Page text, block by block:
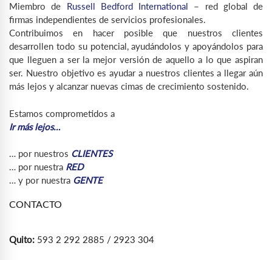
Miembro de Russell Bedford International – red global de
firmas independientes de servicios profesionales.
Contribuimos en hacer posible que nuestros clientes
desarrollen todo su potencial, ayudándolos y apoyándolos para
que lleguen a ser la mejor versión de aquello a lo que aspiran
ser. Nuestro objetivo es ayudar a nuestros clientes a llegar aún
más lejos y alcanzar nuevas cimas de crecimiento sostenido.
Estamos comprometidos a
Ir más lejos…
… por nuestros CLIENTES
… por nuestra RED
… y por nuestra GENTE
CONTACTO
Quito: 593 2 292 2885 / 2923 304